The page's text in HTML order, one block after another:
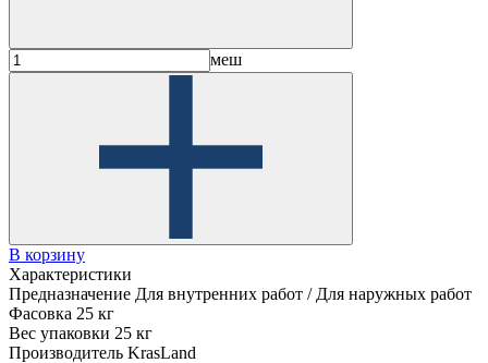
меш
В корзину
Характеристики
Предназначение Для внутренних работ / Для наружных работ
Фасовка 25 кг
Вес упаковки 25 кг
Производитель KrasLand